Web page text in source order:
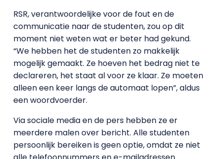
RSR, verantwoordelijke voor de fout en de
communicatie naar de studenten, zou op dit
moment niet weten wat er beter had gekund.
“We hebben het de studenten zo makkelijk
mogelijk gemaakt. Ze hoeven het bedrag niet te
declareren, het staat al voor ze klaar. Ze moeten
alleen een keer langs de automaat lopen”, aldus
een woordvoerder.
Via sociale media en de pers hebben ze er
meerdere malen over bericht. Alle studenten
persoonlijk bereiken is geen optie, omdat ze niet